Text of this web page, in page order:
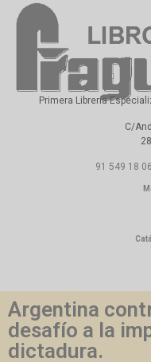
Primera Librería
C/
91 549 18 06
Argentina
desafío a la
dictadura.